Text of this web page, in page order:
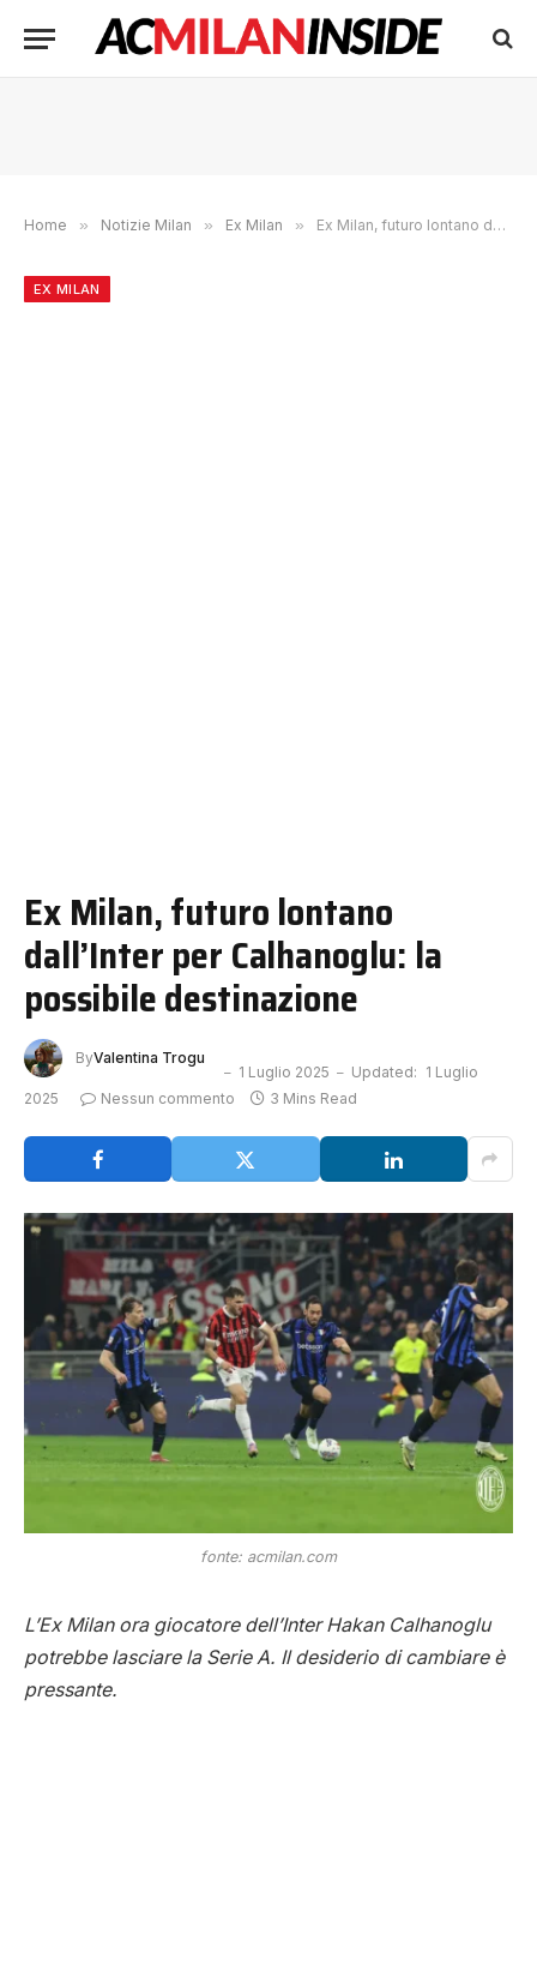
Home » Notizie Milan » Ex Milan » Ex Milan, futuro lontano dall’Inter per Calhanoglu: la possibile destinazione
EX MILAN
Ex Milan, futuro lontano
dall’Inter per Calhanoglu: la
possibile destinazione
ByValentina Trogu
1 Luglio 2025
Updated: 1 Luglio
2025
Nessun commento 3 Mins Read
fonte: acmilan.com
L’Ex Milan ora giocatore dell’Inter Hakan Calhanoglu
potrebbe lasciare la Serie A. Il desiderio di cambiare è
pressante.